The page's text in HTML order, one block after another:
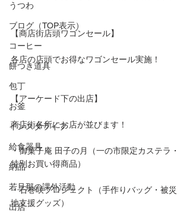
うつわ
ブログ（TOP表示）
コーヒー
餅つき道具
包丁
お釜
インスタライブ
給食器具
納品
若旦那の課外活動
出店
【商店街店頭ワゴンセール】
各店の店頭でお得なワゴンセール実施！
【アーケード下の出店】
商店街各所にお店が並びます！
・御菓子庵 田子の月（一の市限定カステラ・
特別お買い得商品）
・石巻咲プロジェクト（手作りバッグ・被災
地支援グッズ）